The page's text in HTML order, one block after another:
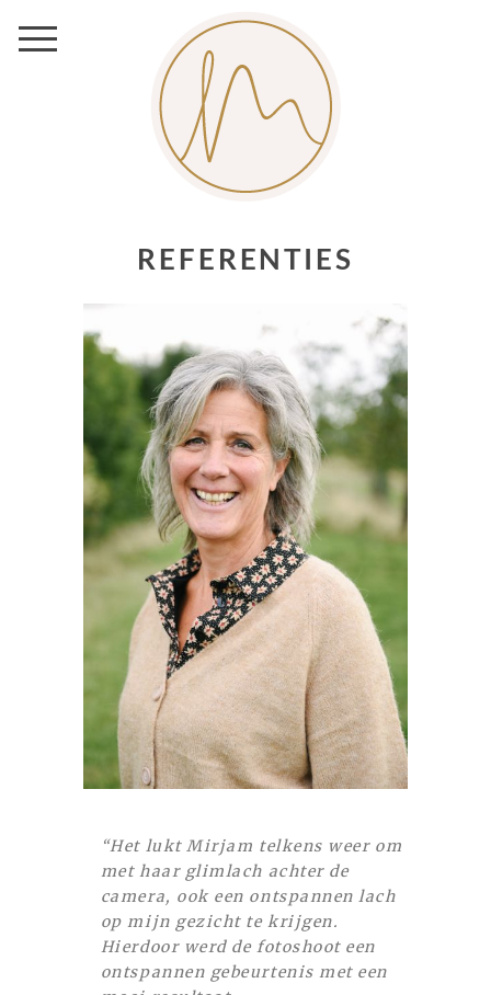
REFERENTIES
“Het lukt Mirjam telkens weer om
met haar glimlach achter de
camera, ook een ontspannen lach
op mijn gezicht te krijgen.
Hierdoor werd de fotoshoot een
ontspannen gebeurtenis met een